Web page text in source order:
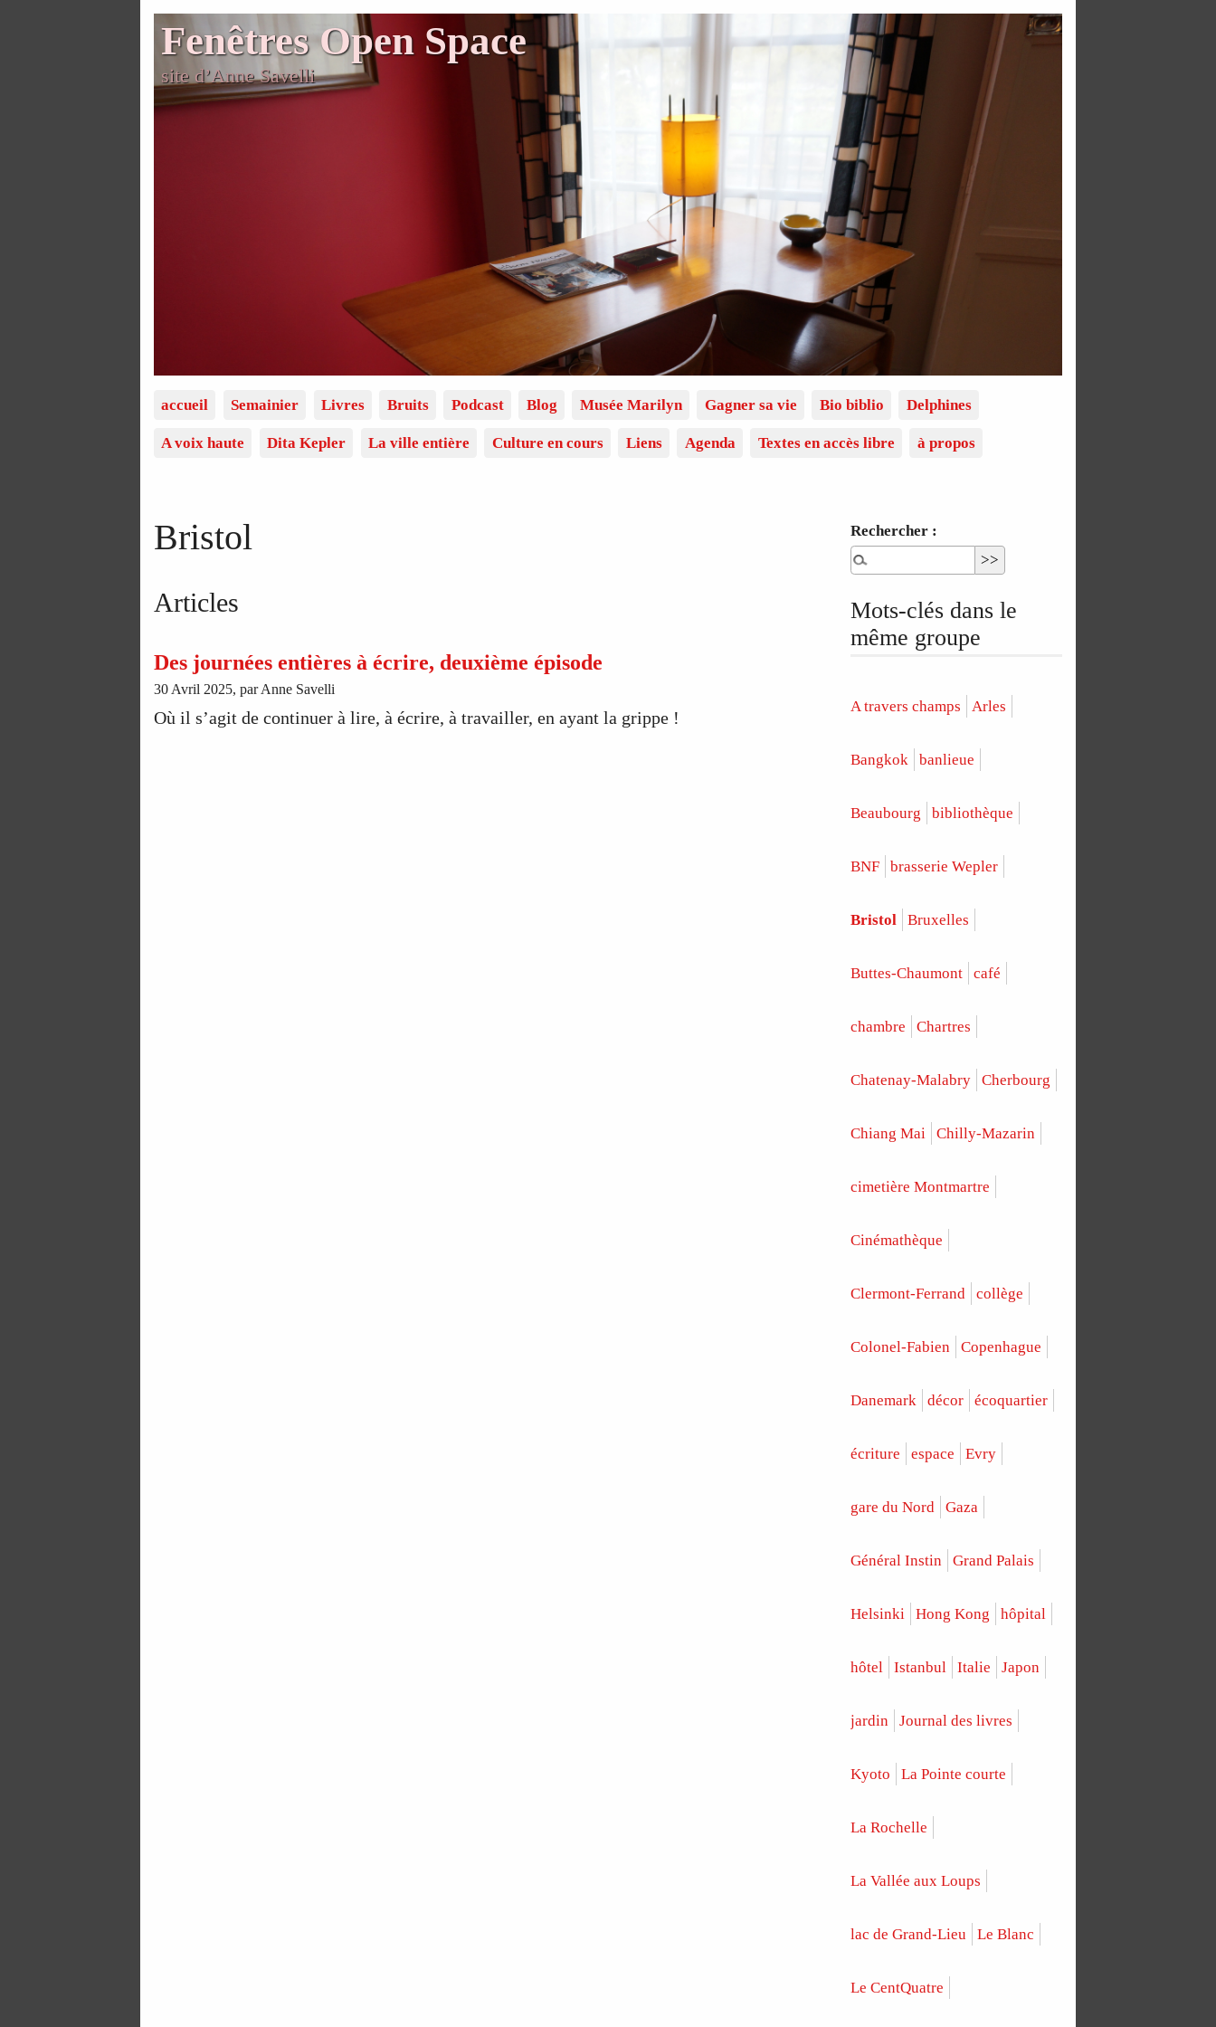
Fenêtres Open Space
site d’Anne Savelli
accueil Semainier Livres Bruits Podcast Blog Musée Marilyn Gagner sa vie Bio biblio Delphines
A voix haute Dita Kepler La ville entière Culture en cours Liens Agenda Textes en accès libre à propos
Bristol
Articles
Des journées entières à écrire, deuxième épisode
30 Avril 2025, par Anne Savelli
Où il s’agit de continuer à lire, à écrire, à travailler, en ayant la grippe !
Rechercher :
Mots-clés dans le
même groupe
A travers champs Arles
Bangkok banlieue
Beaubourg bibliothèque
BNF brasserie Wepler
Bristol Bruxelles
Buttes-Chaumont café
chambre Chartres
Chatenay-Malabry Cherbourg
Chiang Mai Chilly-Mazarin
cimetière Montmartre
Cinémathèque
Clermont-Ferrand collège
Colonel-Fabien Copenhague
Danemark décor écoquartier
écriture espace Evry
gare du Nord Gaza
Général Instin Grand Palais
Helsinki Hong Kong hôpital
hôtel Istanbul Italie Japon
jardin Journal des livres
Kyoto La Pointe courte
La Rochelle
La Vallée aux Loups
lac de Grand-Lieu Le Blanc
Le CentQuatre